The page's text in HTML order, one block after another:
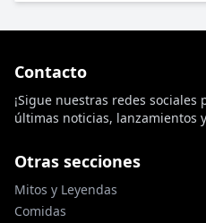
Contacto
¡Sigue nuestras redes sociales
últimas noticias, lanzamientos
Otras secciones
Mitos y Leyendas
Comidas